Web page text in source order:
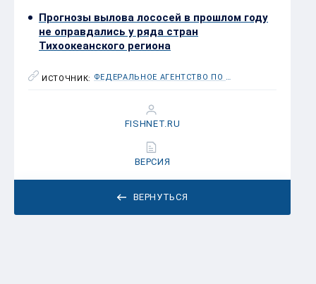
Прогнозы вылова лососей в прошлом году
не оправдались у ряда стран
Тихоокеанского региона
ИСТОЧНИК: ФЕДЕРАЛЬНОЕ АГЕНТСТВО ПО РЫБОЛОВСТВУ (РОСРЫБОЛОВСТВО)
ВЕРНУТЬСЯ
FISHNET.RU
ВЕРСИЯ